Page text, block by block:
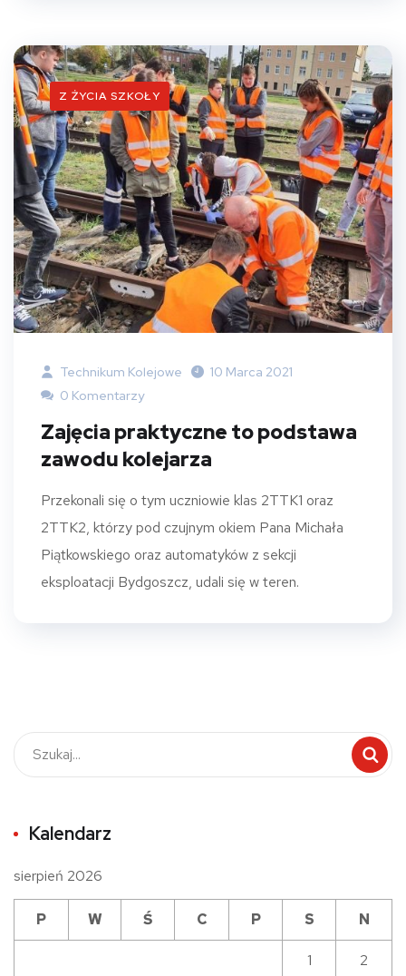
Z ŻYCIA SZKOŁY
Technikum Kolejowe
10 Marca 2021
0 Komentarzy
Zajęcia praktyczne to podstawa
zawodu kolejarza
Przekonali się o tym uczniowie klas 2TTK1 oraz
2TTK2, którzy pod czujnym okiem Pana Michała
Piątkowskiego oraz automatyków z sekcji
eksploatacji Bydgoszcz, udali się w teren.
Kalendarz
sierpień 2026
P W Ś C P S N
1 2